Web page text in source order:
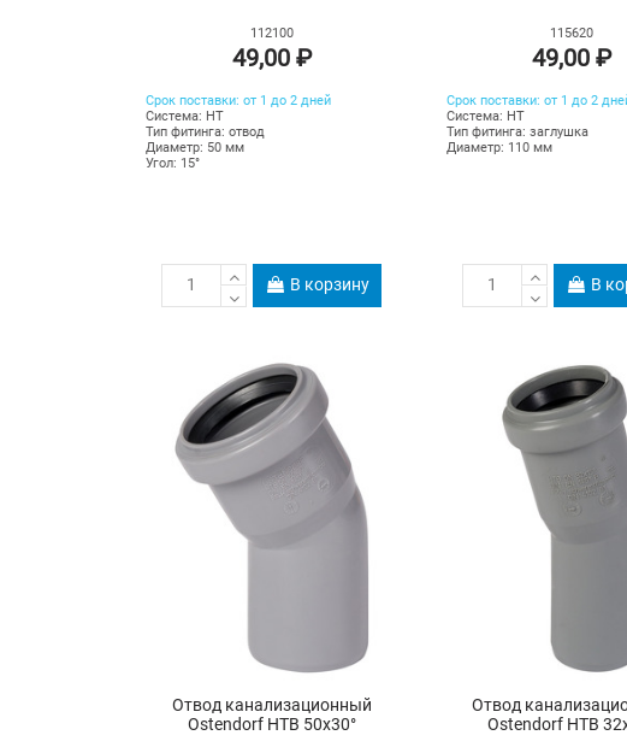
112100
49,00 ₽
Срок поставки: от 1 до 2 дней
Система: HT
Тип фитинга: отвод
Диаметр: 50 мм
Угол: 15°
В корзину
115620
49,00 ₽
Срок поставки: от 1 до 2
Система: HT
Тип фитинга: заглушка
Диаметр: 110 мм
В
Отвод канализационный
Ostendorf HTB 50х30°
Отвод
Ostendorf HTB